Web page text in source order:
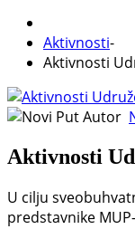
Aktivnosti-
Aktivnosti
Autor
Aktivnosti
U cilju
predstavnike